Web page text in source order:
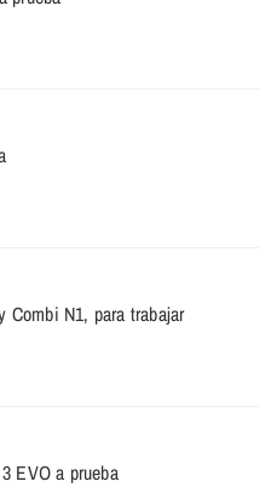
Combi N1, para trabajar
EVO a prueba